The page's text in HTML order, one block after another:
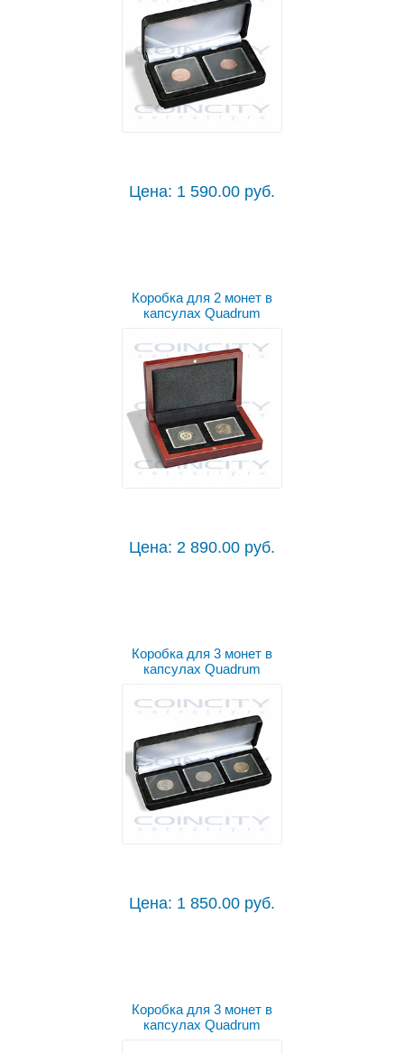
Цена: 1 590.00 руб.
Коробка для 2 монет в
капсулах Quadrum
Цена: 2 890.00 руб.
Коробка для 3 монет в
капсулах Quadrum
Цена: 1 850.00 руб.
Коробка для 3 монет в
капсулах Quadrum